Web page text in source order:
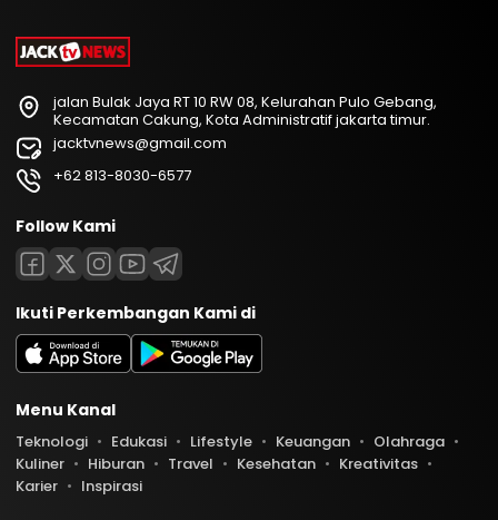
jalan Bulak Jaya RT 10 RW 08, Kelurahan Pulo Gebang,
Kecamatan Cakung, Kota Administratif jakarta timur.
jacktvnews@gmail.com
+62 813-8030-6577
Follow Kami
Ikuti Perkembangan Kami di
Menu Kanal
Teknologi Edukasi Lifestyle Keuangan
Olahraga
Kuliner
Hiburan Travel Kesehatan
Kreativitas
Karier
Inspirasi